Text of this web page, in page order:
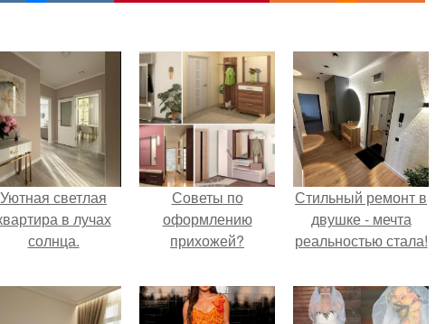
Уютная светлая
в лучах
солнца.
Советы по
оформлению
прихожей?
Стильный ремонт в
двушке - мечта
реальностью стала!